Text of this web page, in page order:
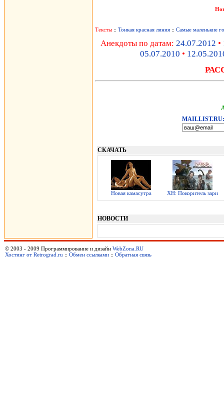
Тексты :: Тонкая красная линия :: Самые маленькие
Анекдоты по датам: 24.07.2012 •
05.07.2010 •
MAILLIST.RU:
СКАЧАТЬ
Новая камасутра ХН: Покоритель зари
НОВОСТИ
© 2003 - 2009 Программирование и дизайн WebZona.RU
Хостинг от Retrograd.ru :: Обмен ссылками :: Обратная связь